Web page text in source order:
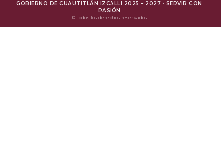
Mejora Regulatoria
GOBIERNO DE CUAUTITLÁN IZCALLI 2025 – 2027 · SERVIR CON
PASIÓN
© Todos los derechos reservados